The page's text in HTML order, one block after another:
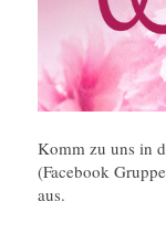
Komm zu uns in
(Facebook
aus.